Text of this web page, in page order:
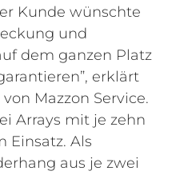
Kunde wünschte
und
dem ganzen Platz
erklärt
Mazzon Service.
Arrays mit je zehn
Einsatz. Als
aus je zwei